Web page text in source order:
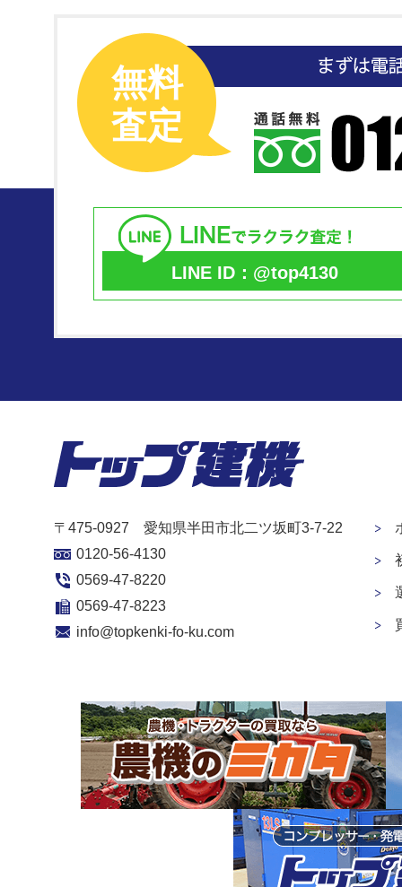
無料
査定
LINE ID：@top4130
〒475-0927 愛知県半田市北二ツ坂町3-7-22
0120-56-4130
0569-47-8220
0569-47-8223
info@topkenki-fo-ku.com